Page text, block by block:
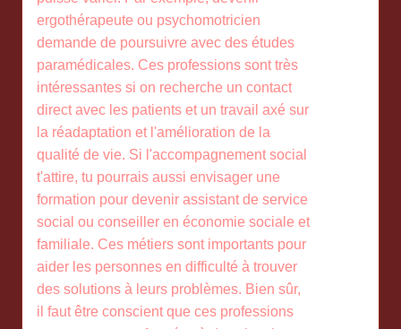
ergothérapeute ou psychomotricien
demande de poursuivre avec des études
paramédicales. Ces professions sont très
intéressantes si on recherche un contact
direct avec les patients et un travail axé sur
la réadaptation et l'amélioration de la
qualité de vie. Si l'accompagnement social
t'attire, tu pourrais aussi envisager une
formation pour devenir assistant de service
social ou conseiller en économie sociale et
familiale. Ces métiers sont importants pour
aider les personnes en difficulté à trouver
des solutions à leurs problèmes. Bien sûr,
il faut être conscient que ces professions